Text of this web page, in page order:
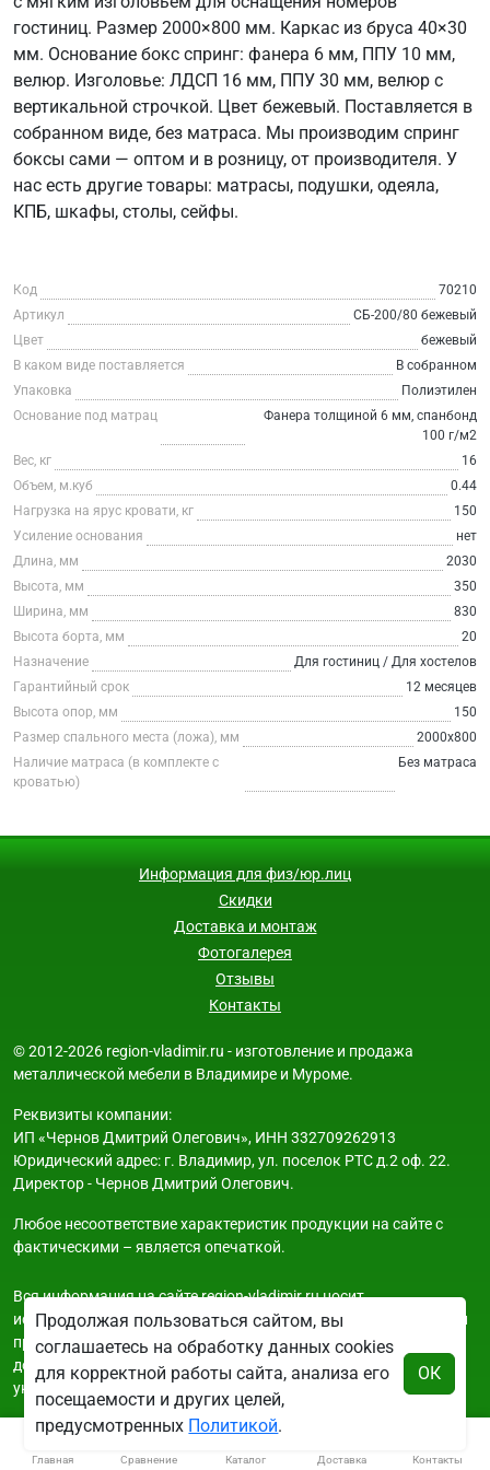
гостиниц. Размер 2000×800 мм. Каркас из бруса 40×30
мм. Основание бокс спринг: фанера 6 мм, ППУ 10 мм,
велюр. Изголовье: ЛДСП 16 мм, ППУ 30 мм, велюр с
вертикальной строчкой. Цвет бежевый. Поставляется в
собранном виде, без матраса. Мы производим спринг
боксы сами — оптом и в розницу, от производителя. У
нас есть другие товары: матрасы, подушки, одеяла,
КПБ, шкафы, столы, сейфы.
Код
70210
Артикул
СБ-200/80 бежевый
Цвет
бежевый
В каком виде поставляется
В собранном
Упаковка
Полиэтилен
Основание под матрац
Фанера толщиной 6 мм, спанбонд
100 г/м2
Вес, кг
16
Объем, м.куб
0.44
Нагрузка на ярус кровати, кг
150
Усиление основания
нет
Длина, мм
2030
Высота, мм
350
Ширина, мм
830
Высота борта, мм
20
Назначение
Для гостиниц / Для хостелов
Гарантийный срок
12 месяцев
Высота опор, мм
150
Размер спального места (ложа), мм
2000х800
Наличие матраса (в комплекте с
кроватью)
Без матраса
Информация для физ/юр.лиц
Скидки
Доставка и монтаж
Фотогалерея
Отзывы
Контакты
© 2012-2026 region-vladimir.ru - изготовление и продажа
металлической мебели в Владимире и Муроме.
Реквизиты компании:
ИП «Чернов Дмитрий Олегович», ИНН 332709262913
Юридический адрес: г. Владимир, ул. поселок РТС д.2 оф. 22.
Директор - Чернов Дмитрий Олегович.
Любое несоответствие характеристик продукции на сайте с
фактическими – является опечаткой.
Вся информация на сайте region-vladimir.ru носит
исключительно ознакомительный и справочный характер и ни
при каких условиях не является публичной офертой. Всю
дополнительную информацию можно узнать по телефонам
указанным на сайте.
Главная Сравнение Каталог Доставка Контакты
Продолжая пользоваться сайтом, вы
соглашаетесь на обработку данных cookies
для корректной работы сайта, анализа его
посещаемости и других целей,
предусмотренных Политикой.
ОК